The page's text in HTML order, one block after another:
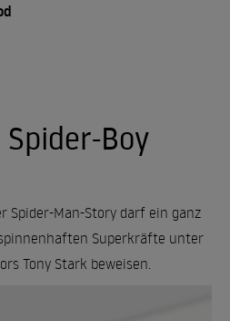
Boy
Spider-Man-Story darf ein ganz
Superkräfte unter
Tony Stark beweisen.